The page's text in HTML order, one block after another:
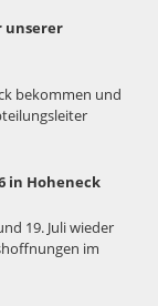
unserer
bekommen und
in Hoheneck
19. Juli wieder
im